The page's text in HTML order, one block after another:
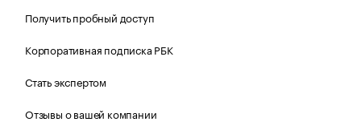
Получить пробный доступ
Корпоративная подписка РБК
Стать экспертом
Отзывы о вашей компании